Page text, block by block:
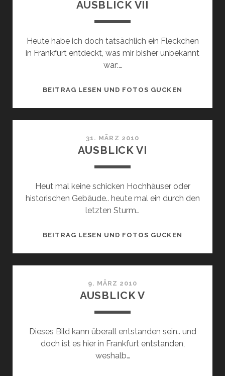
AUSBLICK VII
Heute habe ich doch tatsächlich ein Fleckchen
in Frankfurt entdeckt, was mir bisher unbekannt
war:…
BEITRAG LESEN UND FOTOS GUCKEN
31. MÄRZ 2010
AUSBLICK VI
Heut mal keine schicken Hochhäuser oder
historischen Gebäude.. heute mal ein durch den
letzten Sturm…
BEITRAG LESEN UND FOTOS GUCKEN
9. MÄRZ 2010
AUSBLICK V
Dieses Bild kann überall entstanden sein.. und
doch ist es hier in Frankfurt entstanden,
weshalb…